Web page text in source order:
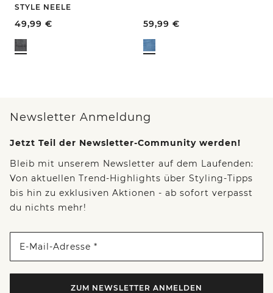
STYLE NEELE
49,99 € 59,99 €
Newsletter Anmeldung
Jetzt Teil der Newsletter-Community werden!
Bleib mit unserem Newsletter auf dem Laufenden:
Von aktuellen Trend-Highlights über Styling-Tipps
bis hin zu exklusiven Aktionen - ab sofort verpasst
du nichts mehr!
E-Mail-Adresse *
ZUM NEWSLETTER ANMELDEN